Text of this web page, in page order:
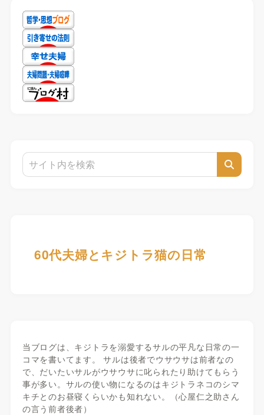
60代夫婦とキジトラ猫の日常
当ブログは、キジトラを溺愛するサルの平凡な日常の一
コマを書いてます。 サルは後者でウサウサは前者なの
で、だいたいサルがウサウサに叱られたり助けてもらう
事が多い。サルの使い物になるのはキジトラネコのシマ
キチとのお昼寝くらいかも知れない。（心屋仁之助さん
の言う前者後者）